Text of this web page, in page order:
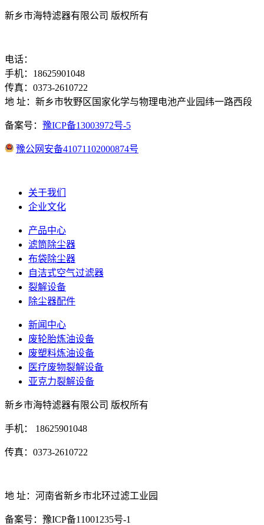
新乡市海特滤器有限公司 版权所有
电话：
手机：18625901048
传真：0373-2610722
地 址：新乡市牧野区国家化学与物理电池产业园纬一路西段
备案号： 豫ICP备13003972号-5
豫公网安备41071102000874号
关于我们
企业文化
产品中心
滤筒除尘器
布袋除尘器
自洁式空气过滤器
裂解设备
除尘器配件
新闻中心
废轮胎炼油设备
废塑料炼油设备
医疗废物裂解设备
亚克力裂解设备
新乡市海特滤器有限公司 版权所有
手机： 18625901048
传真：0373-2610722
地 址：河南省新乡市北环过滤工业园
备案号：豫ICP备11001235号-1